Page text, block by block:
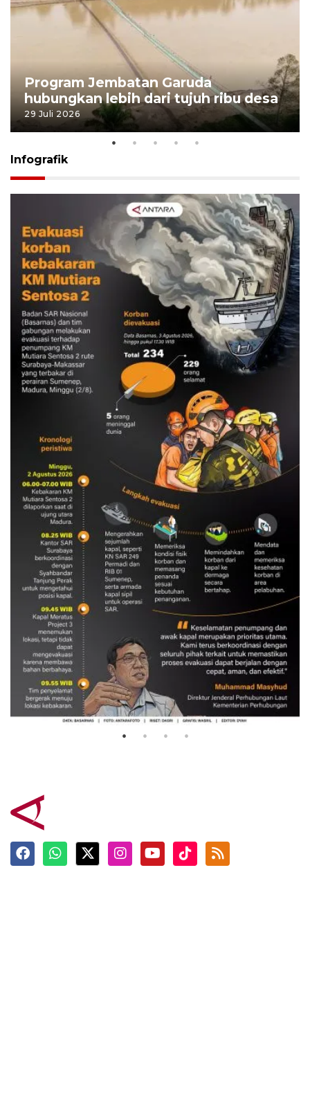
Program Jembatan Garuda
hubungkan lebih dari tujuh ribu desa
29 Juli 2026
Infografik
Evakuasi korban kebakaran KM
Mutiara Sentosa 2
3 Agustus 2026